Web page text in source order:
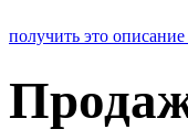
получить это